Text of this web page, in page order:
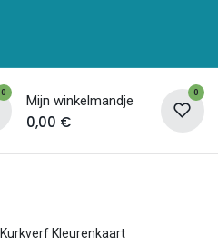
0 Mijn winkelmandje
0,00 €
0
Kurkverf Kleurenkaart